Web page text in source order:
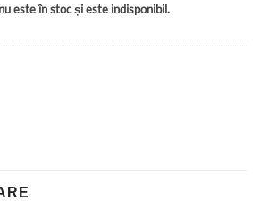
este în stoc și este indisponibil.